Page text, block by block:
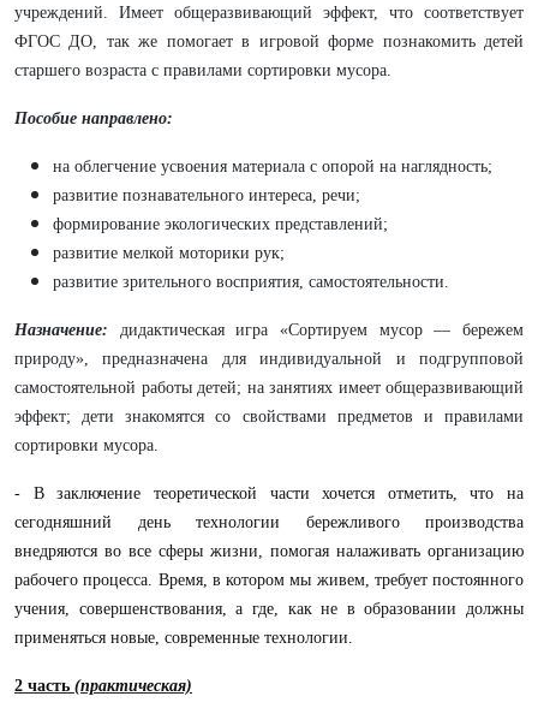
учреждений. Имеет общеразвивающий эффект, что соответствует
ФГОС ДО, так же помогает в игровой форме познакомить детей
старшего возраста с правилами сортировки мусора.
Пособие направлено:
на облегчение усвоения материала с опорой на наглядность;
развитие познавательного интереса, речи;
формирование экологических представлений;
развитие мелкой моторики рук;
развитие зрительного восприятия, самостоятельности.
Назначение: дидактическая игра «Сортируем мусор — бережем
природу», предназначена для индивидуальной и подгрупповой
самостоятельной работы детей; на занятиях имеет общеразвивающий
эффект; дети знакомятся со свойствами предметов и правилами
сортировки мусора.
- В заключение теоретической части хочется отметить, что на
сегодняшний день технологии бережливого производства
внедряются во все сферы жизни, помогая налаживать организацию
рабочего процесса. Время, в котором мы живем, требует постоянного
учения, совершенствования, а где, как не в образовании должны
применяться новые, современные технологии.
2 часть (практическая)